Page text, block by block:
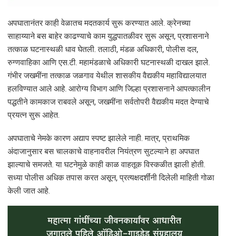
अपघातानंतर काही वेळातच मदतकार्य सुरू करण्यात आले. क्रेनच्या
साहाय्याने बस बाहेर काढण्याचे काम युद्धपातळीवर सुरू असून, प्रशासनाने
तत्काळ घटनास्थळी धाव घेतली. तलाठी, मंडळ अधिकारी, पोलीस दल,
रुग्णवाहिका आणि एस.टी. महामंडळाचे अधिकारी घटनास्थळी दाखल झाले.
गंभीर जखमींना तत्काळ जळगाव येथील शासकीय वैद्यकीय महाविद्यालयात
हलविण्यात आले आहे. आरोग्य विभाग आणि जिल्हा प्रशासनाने आपत्कालीन
पद्धतीने कामकाज राबवले असून, जखमींना सर्वतोपरी वैद्यकीय मदत देण्याचे
प्रयत्न सुरू आहेत.
अपघाताचे नेमके कारण अद्याप स्पष्ट झालेले नाही. मात्र, प्राथमिक
अंदाजानुसार बस चालकाचे वाहनावरील नियंत्रण सुटल्याने हा अपघात
झाल्याचे समजते. या घटनेमुळे काही काळ वाहतूक विस्कळीत झाली होती.
सध्या पोलीस अधिक तपास करत असून, प्रत्यक्षदर्शींनी दिलेली माहिती गोळा
केली जात आहे.